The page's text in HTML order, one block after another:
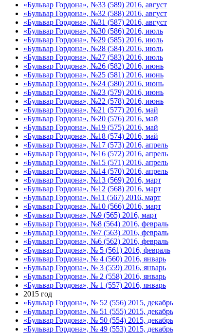
«Бульвар Гордона», №33 (589) 2016, август
«Бульвар Гордона», №32 (588) 2016, август
«Бульвар Гордона», №31 (587) 2016, август
«Бульвар Гордона», №30 (586) 2016, июль
«Бульвар Гордона», №29 (585) 2016, июль
«Бульвар Гордона», №28 (584) 2016, июль
«Бульвар Гордона», №27 (583) 2016, июль
«Бульвар Гордона», №26 (582) 2016, июнь
«Бульвар Гордона», №25 (581) 2016, июнь
«Бульвар Гордона», №24 (580) 2016, июнь
«Бульвар Гордона», №23 (579) 2016, июнь
«Бульвар Гордона», №22 (578) 2016, июнь
«Бульвар Гордона», №21 (577) 2016, май
«Бульвар Гордона», №20 (576) 2016, май
«Бульвар Гордона», №19 (575) 2016, май
«Бульвар Гордона», №18 (574) 2016, май
«Бульвар Гордона», №17 (573) 2016, апрель
«Бульвар Гордона», №16 (572) 2016, апрель
«Бульвар Гордона», №15 (571) 2016, апрель
«Бульвар Гордона», №14 (570) 2016, апрель
«Бульвар Гордона», №13 (569) 2016, март
«Бульвар Гордона», №12 (568) 2016, март
«Бульвар Гордона», №11 (567) 2016, март
«Бульвар Гордона», №10 (566) 2016, март
«Бульвар Гордона», №9 (565) 2016, март
«Бульвар Гордона», №8 (564) 2016, февраль
«Бульвар Гордона», №7 (563) 2016, февраль
«Бульвар Гордона», №6 (562) 2016, февраль
«Бульвар Гордона», № 5 (561) 2016, февраль
«Бульвар Гордона», № 4 (560) 2016, январь
«Бульвар Гордона», № 3 (559) 2016, январь
«Бульвар Гордона», № 2 (558) 2016, январь
«Бульвар Гордона», № 1 (557) 2016, январь
2015 год
«Бульвар Гордона», № 52 (556) 2015, декабрь
«Бульвар Гордона», № 51 (555) 2015, декабрь
«Бульвар Гордона», № 50 (554) 2015, декабрь
«Бульвар Гордона», № 49 (553) 2015, декабрь